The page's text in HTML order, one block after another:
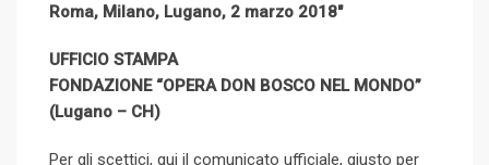
Roma, Milano, Lugano, 2 marzo 2018″
UFFICIO STAMPA
FONDAZIONE “OPERA DON BOSCO NEL MONDO”
(Lugano – CH)
Per gli scettici, qui il comunicato ufficiale, giusto per